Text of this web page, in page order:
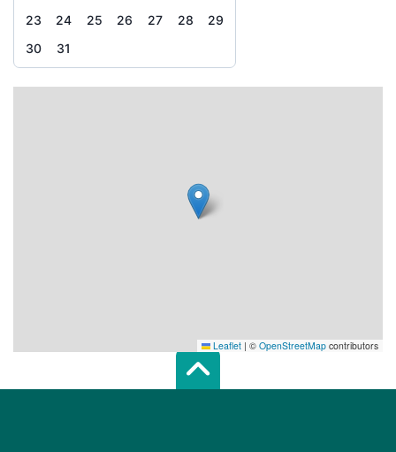
23
24 25 26 27 28
29
30
31
Leaflet | © OpenStreetMap contributors
Scroll top of